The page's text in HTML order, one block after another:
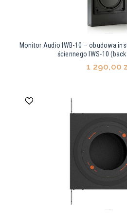
Monitor Audio IWB-10 – obudowa
ściennego IWS-10
1 290,00